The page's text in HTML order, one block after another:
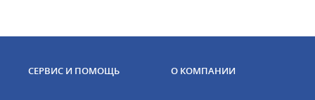
СЕРВИС И ПОМОЩЬ О КОМПАНИИ